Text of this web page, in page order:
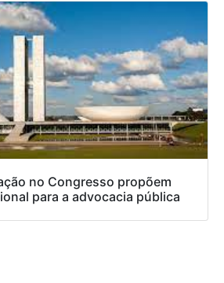
no Congresso propõem
para a advocacia pública